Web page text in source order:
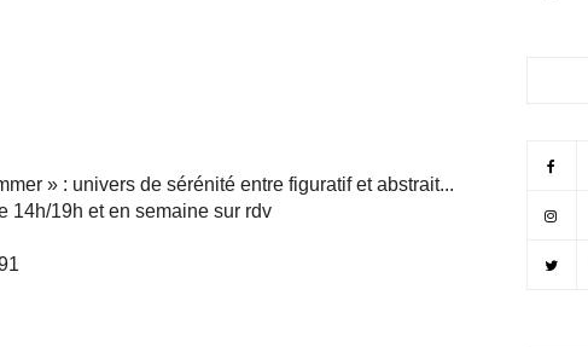
» : univers de sérénité entre figuratif et abstrait...
14h/19h et en semaine sur rdv